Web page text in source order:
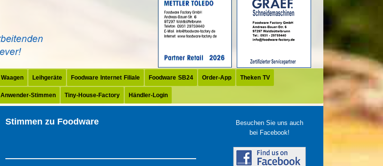
Waagen Leihgeräte Foodware Internet Filiale Foodware SB24 Order-App Theken TV
Anwender-Stimmen Tiny-House-Factory Händler-Login
Stimmen zu Foodware
Besuchen Sie uns auch
bei Facebook!